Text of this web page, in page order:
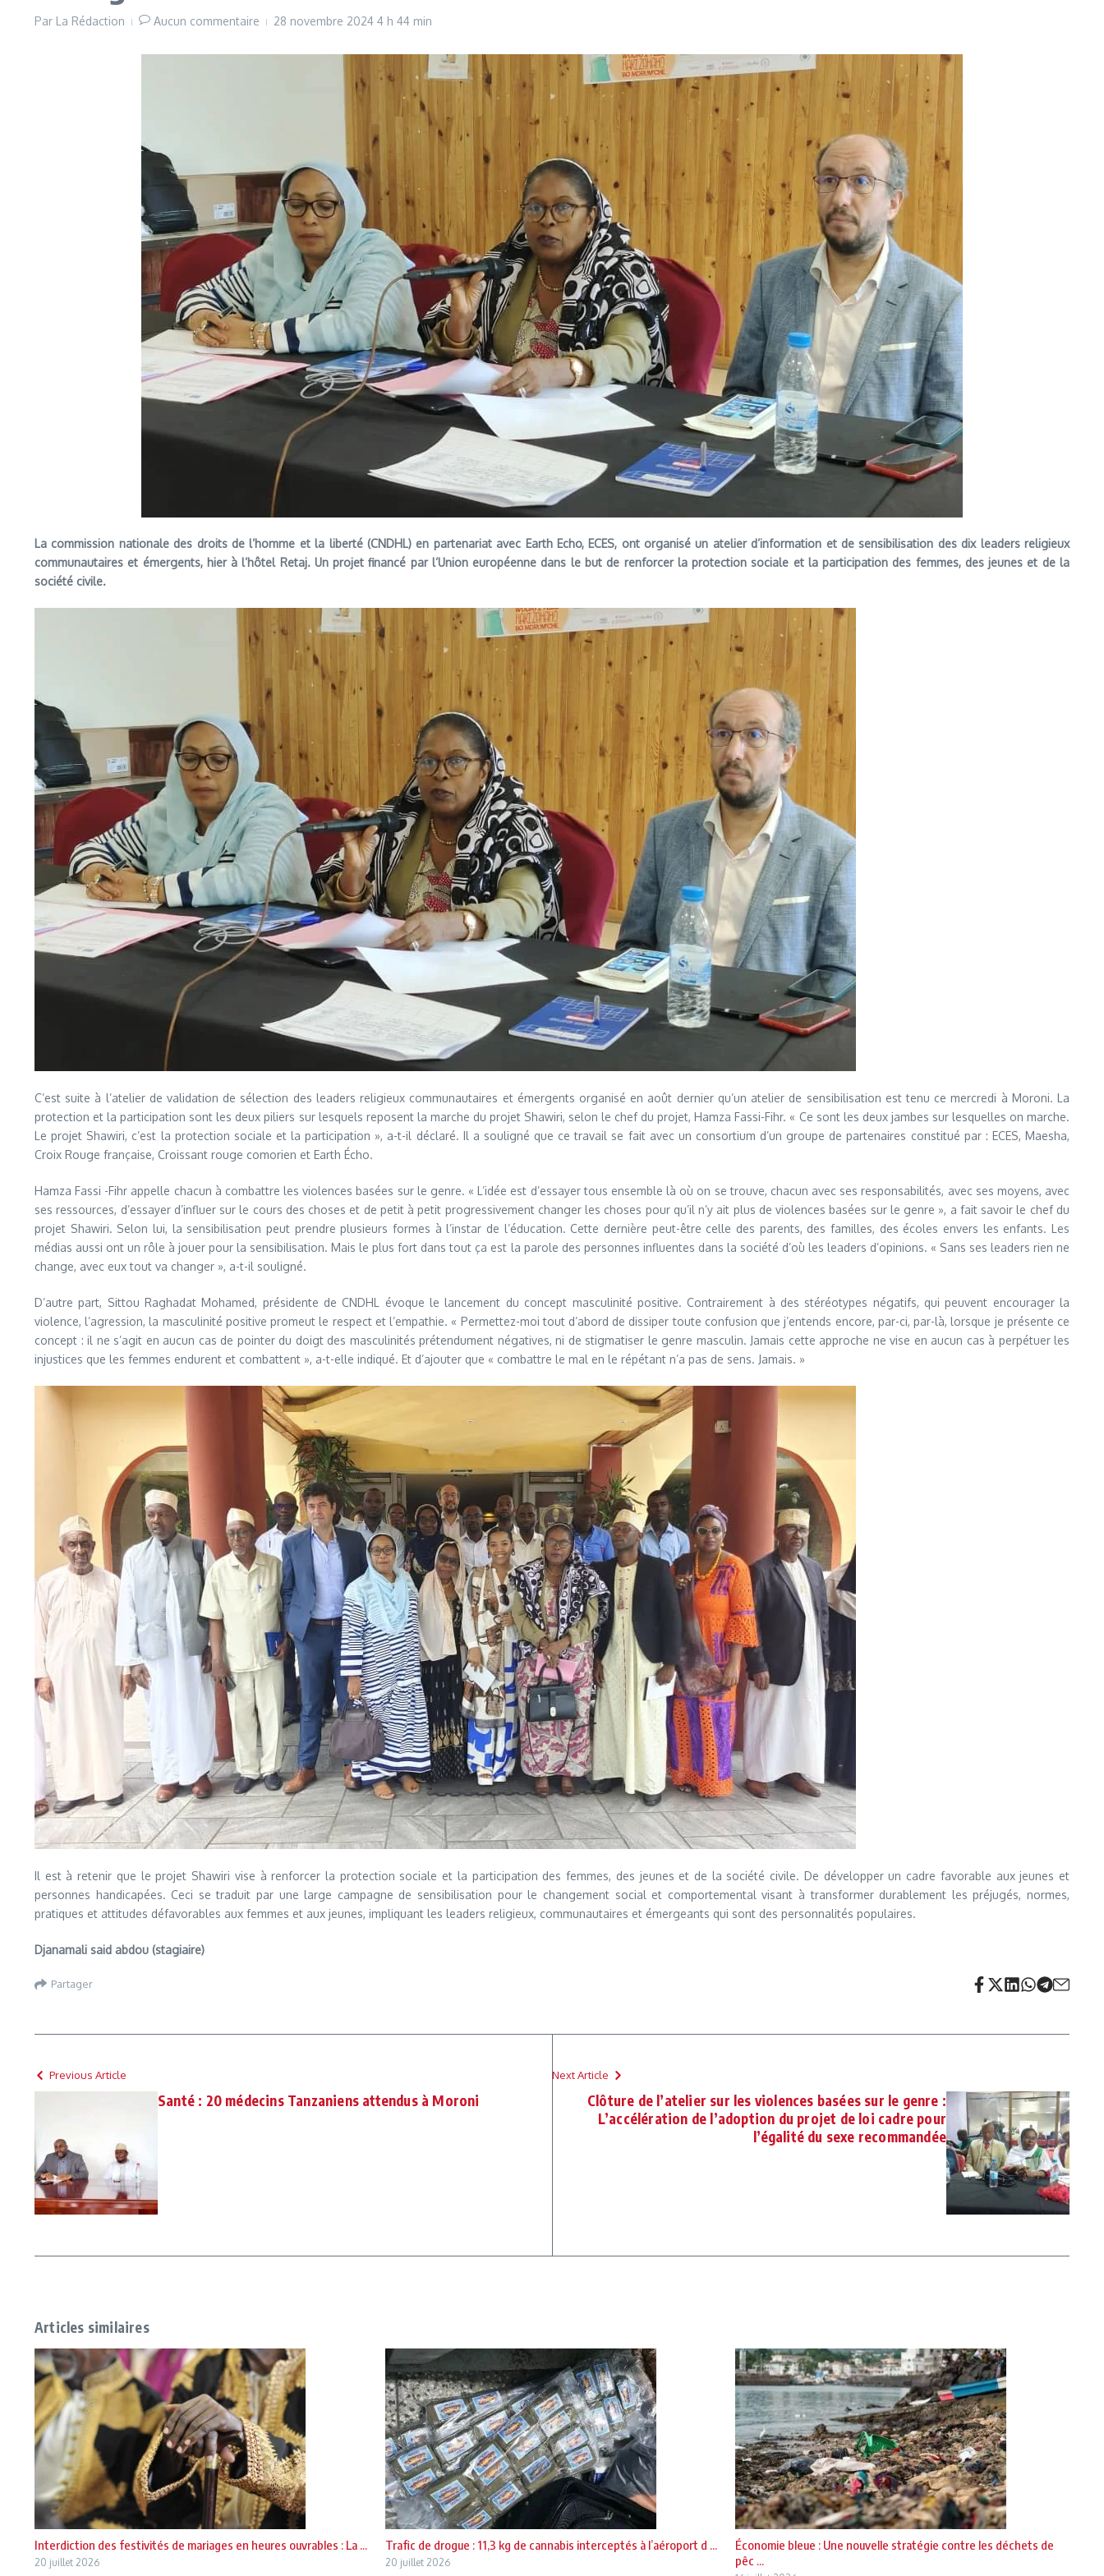
Par La Rédaction Aucun commentaire 28 novembre 2024 4 h 44 min
La commission nationale des droits de l’homme et la liberté (CNDHL) en partenariat avec Earth Echo, ECES, ont organisé un atelier d’information et de sensibilisation des dix leaders religieux
communautaires et émergents, hier à l’hôtel Retaj. Un projet financé par l’Union européenne dans le but de renforcer la protection sociale et la participation des femmes, des jeunes et de la
société civile.
C’est suite à l’atelier de validation de sélection des leaders religieux communautaires et émergents organisé en août dernier qu’un atelier de sensibilisation est tenu ce mercredi à Moroni. La
protection et la participation sont les deux piliers sur lesquels reposent la marche du projet Shawiri, selon le chef du projet, Hamza Fassi-Fihr. « Ce sont les deux jambes sur lesquelles on marche.
Le projet Shawiri, c’est la protection sociale et la participation », a-t-il déclaré. Il a souligné que ce travail se fait avec un consortium d’un groupe de partenaires constitué par : ECES, Maesha,
Croix Rouge française, Croissant rouge comorien et Earth Écho.
Hamza Fassi -Fihr appelle chacun à combattre les violences basées sur le genre. « L’idée est d’essayer tous ensemble là où on se trouve, chacun avec ses responsabilités, avec ses moyens, avec
ses ressources, d’essayer d’influer sur le cours des choses et de petit à petit progressivement changer les choses pour qu’il n’y ait plus de violences basées sur le genre », a fait savoir le chef du
projet Shawiri. Selon lui, la sensibilisation peut prendre plusieurs formes à l’instar de l’éducation. Cette dernière peut-être celle des parents, des familles, des écoles envers les enfants. Les
médias aussi ont un rôle à jouer pour la sensibilisation. Mais le plus fort dans tout ça est la parole des personnes influentes dans la société d’où les leaders d’opinions. « Sans ses leaders rien ne
change, avec eux tout va changer », a-t-il souligné.
D’autre part, Sittou Raghadat Mohamed, présidente de CNDHL évoque le lancement du concept masculinité positive. Contrairement à des stéréotypes négatifs, qui peuvent encourager la
violence, l’agression, la masculinité positive promeut le respect et l’empathie. « Permettez-moi tout d’abord de dissiper toute confusion que j’entends encore, par-ci, par-là, lorsque je présente ce
concept : il ne s’agit en aucun cas de pointer du doigt des masculinités prétendument négatives, ni de stigmatiser le genre masculin. Jamais cette approche ne vise en aucun cas à perpétuer les
injustices que les femmes endurent et combattent », a-t-elle indiqué. Et d’ajouter que « combattre le mal en le répétant n’a pas de sens. Jamais. »
Il est à retenir que le projet Shawiri vise à renforcer la protection sociale et la participation des femmes, des jeunes et de la société civile. De développer un cadre favorable aux jeunes et
personnes handicapées. Ceci se traduit par une large campagne de sensibilisation pour le changement social et comportemental visant à transformer durablement les préjugés, normes,
pratiques et attitudes défavorables aux femmes et aux jeunes, impliquant les leaders religieux, communautaires et émergeants qui sont des personnalités populaires.
Djanamali said abdou (stagiaire)
Partager
Previous Article
Santé : 20 médecins Tanzaniens attendus à Moroni
Next Article
Clôture de l’atelier sur les violences basées sur le genre :
L’accélération de l’adoption du projet de loi cadre pour
l’égalité du sexe recommandée
Articles similaires
Interdiction des festivités de mariages en heures ouvrables : La ...
20 juillet 2026
Trafic de drogue : 11,3 kg de cannabis interceptés à l’aéroport d ...
20 juillet 2026
Économie bleue : Une nouvelle stratégie contre les déchets de
pêc ...